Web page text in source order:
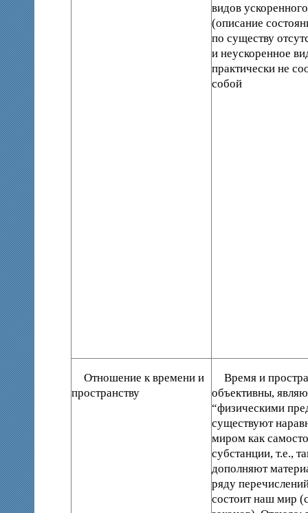
видов
(описание
по существу
и неускоренное
практически не
собой
Отношение к времени и
пространству
Время и
объективны,
“физическими
существуют
миром как
субстанции, т.е.,
дополняют
ряду
состоит наш мир